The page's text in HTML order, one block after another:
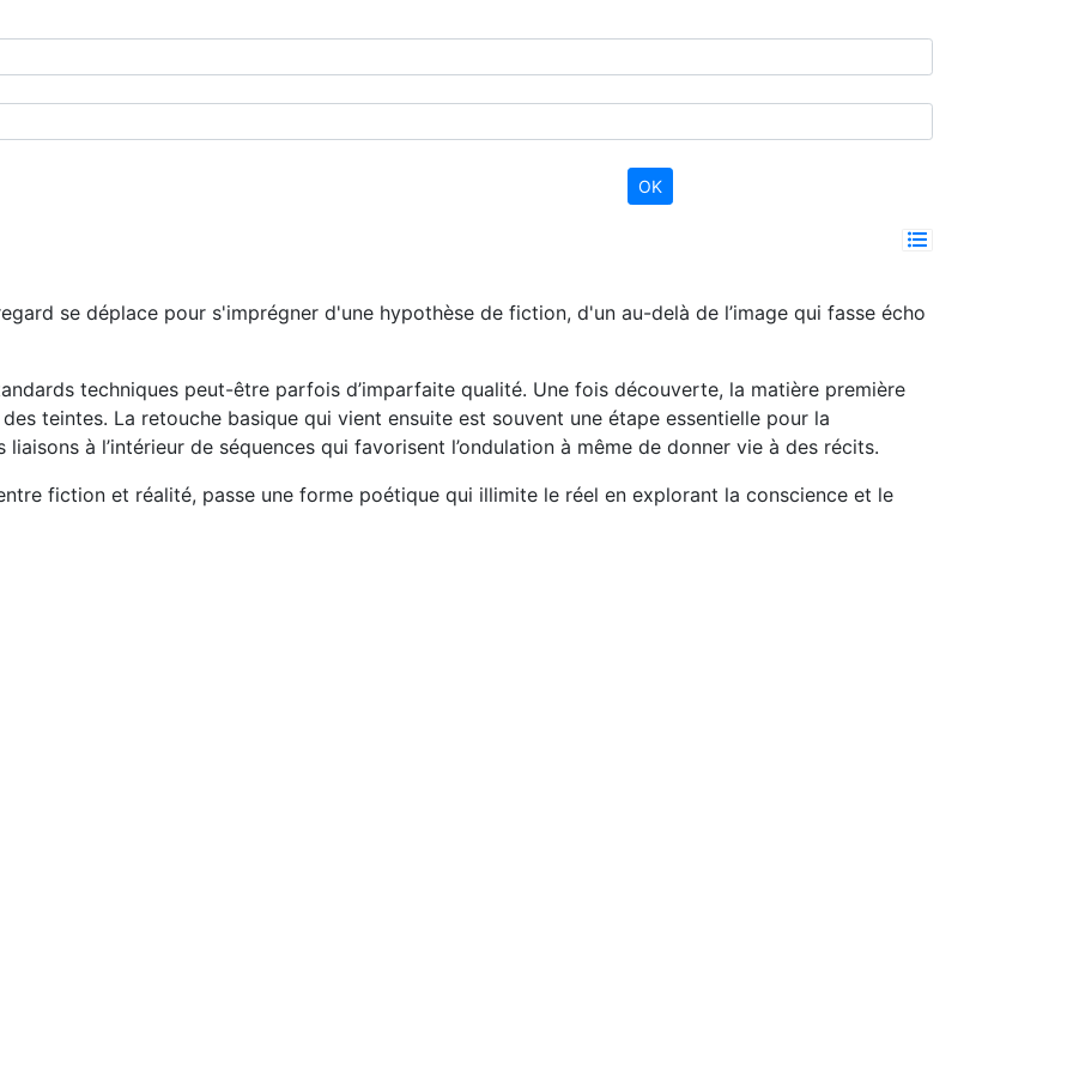
se déplace pour s'imprégner d'une hypothèse de fiction, d'un au-delà de l’image qui fasse écho
techniques peut-être parfois d’imparfaite qualité. Une fois découverte, la matière première
teintes. La retouche basique qui vient ensuite est souvent une étape essentielle pour la
à l’intérieur de séquences qui favorisent l’ondulation à même de donner vie à des récits.
fiction et réalité, passe une forme poétique qui illimite le réel en explorant la conscience et le